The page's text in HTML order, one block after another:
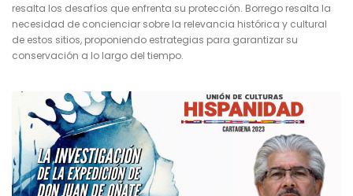
resalta los desafíos que enfrenta su protección. Borrego resalta la
necesidad de concienciar sobre la relevancia histórica y cultural
de estos sitios, proponiendo estrategias para garantizar su
conservación a lo largo del tiempo.